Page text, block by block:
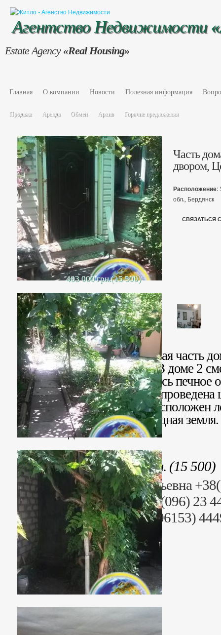
Агентство Недвижимости
Estate Agency «Real Housing»
Главная О компании Новости Полезная информация
Продажа Аренда Обмен Архив Горячие предложения
403 000 грн.(15 500)
Часть
двором,
Расположение:
обл., Бердянск
СВЯЗАТЬСЯ
Продается газифицированная часть
центре. Свой двор и вход. В доме 2
кухня, коридор. Сохранилось печное
Установлен газовый котел, проведена
канализация. На участке расположен
хоз.постройки. Есть свободная
пешим ходом.
Стоимость: 403 000 грн. (15 500)
Риэлтор: Сусанна Григорьевна
Раб. тел. (095) 23 44499, (096) 23
+38 (06153) 44442, +38 (06153)